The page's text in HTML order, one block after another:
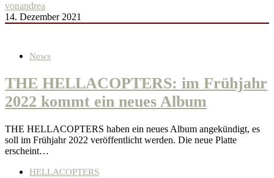
vonandrea
14. Dezember 2021
News
THE HELLACOPTERS: im Frühjahr
2022 kommt ein neues Album
THE HELLACOPTERS haben ein neues Album angekündigt, es
soll im Frühjahr 2022 veröffentlicht werden. Die neue Platte
erscheint…
HELLACOPTERS